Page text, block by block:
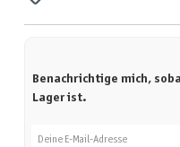
Benachrichtige mich,
Lager ist.